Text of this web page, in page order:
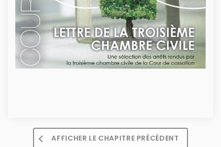
AFFICHER LE CHAPITRE PRÉCÉDENT